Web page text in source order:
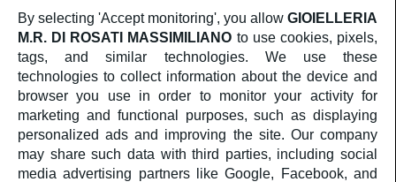
CHI SIAMO
SERVIZIO CLIENTI
CONTATTI
TERMINI E CONDIZIONI DI VENDITA
RESI & RIMBORSI
SOCIAL
FACEBOOK
INSTAGRAM
AREA LEGALE
PRIVACY POLICY
COOKIES POLICY
By selecting 'Accept monitoring', you allow GIOIELLERIA
M.R. DI ROSATI MASSIMILIANO to use cookies, pixels,
tags, and similar technologies. We use these
technologies to collect information about the device and
browser you use in order to monitor your activity for
marketing and functional purposes, such as displaying
personalized ads and improving the site. Our company
may share such data with third parties, including social
media advertising partners like Google, Facebook, and